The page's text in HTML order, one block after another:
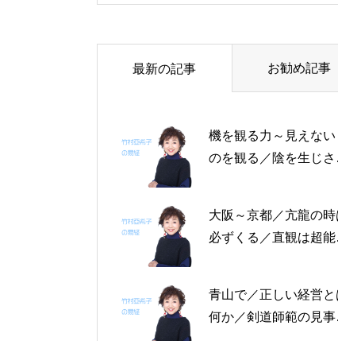
最新の記事 お勧め記事
機を観る力～見えない
のを観る／陰を生じさ
月4日～2月8日の5日分
の易経一日一言
大阪～京都／亢龍の時
必ずくる／直観は超能
月3日の5日分の易経一
一言
青山で／正しい経営と
何か／剣道師範の見事